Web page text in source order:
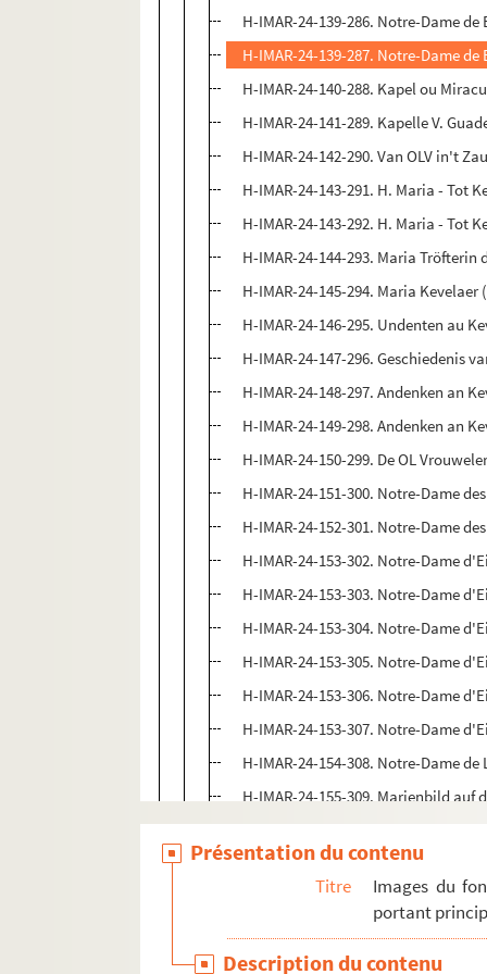
H-IMAR-24-139-286. Notre-Dame de
H-IMAR-24-139-287. Notre-Dame de
H-IMAR-24-140-288. Kapel ou
H-IMAR-24-141-289. Kapelle V.
H-IMAR-24-142-290. Van OLV in't
H-IMAR-24-143-291. H. Maria - Tot
H-IMAR-24-143-292. H. Maria - Tot
H-IMAR-24-144-293. Maria
H-IMAR-24-145-294. Maria
H-IMAR-24-146-295. Undenten au
H-IMAR-24-147-296. Geschiedenis
H-IMAR-24-148-297. Andenken an
H-IMAR-24-149-298. Andenken an
H-IMAR-24-150-299. De OL
H-IMAR-24-151-300. Notre-Dame
H-IMAR-24-152-301. Notre-Dame
H-IMAR-24-153-302. Notre-Dame
H-IMAR-24-153-303. Notre-Dame
H-IMAR-24-153-304. Notre-Dame
H-IMAR-24-153-305. Notre-Dame
H-IMAR-24-153-306. Notre-Dame
H-IMAR-24-153-307. Notre-Dame
H-IMAR-24-154-308. Notre-Dame
H-IMAR-24-155-309. Marienbild auf
H-IMAR-24-155-310. Marienbild auf
H-IMAR-24-155-311. Marienbild auf
H-IMAR-24-155-312. Marienbild auf
H-IMAR-24-156-314. BM Virg
Présentation du contenu
Titre
Images du
portant
Description du contenu